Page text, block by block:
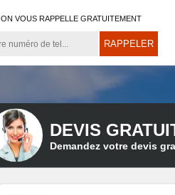
ON VOUS RAPPELLE GRATUITEMENT
DEVIS
Demandez votre devis